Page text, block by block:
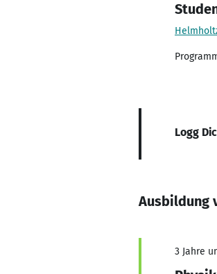
Logg
Ausbildung
3 Jahre